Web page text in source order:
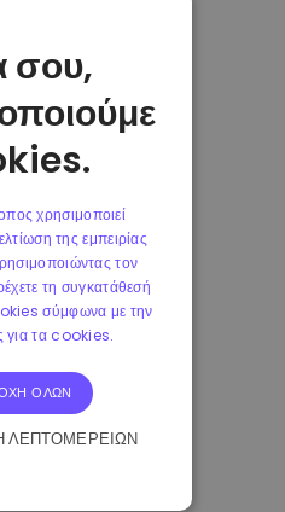
σου,
χρησιμοποιεί
της εμπειρίας
τον
τη συγκατάθεσή
σύμφωνα με την
για τα cookies.
ΌΛΩΝ
ΛΕΠΤΟΜΕΡΕΙΏΝ